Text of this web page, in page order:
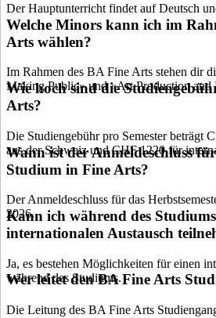
Der Hauptunterricht findet auf Deutsch
Welche Minors kann ich im
Arts wählen?
Im Rahmen des BA Fine Arts stehen dir
Making Public» und «Art Production
Wie hoch sind die
Arts?
Die Studiengebühr pro Semester beträgt
aus der Schweiz und CHF 1220 für
Wann ist der Anmeldeschluss
Studium in Fine Arts?
Der Anmeldeschluss für das
2026.
Kann ich während des
internationalen Austausch
Ja, es bestehen Möglichkeiten für einen
während des Studiums.
Wer leitet den BA Fine Arts
Die Leitung des BA Fine Arts